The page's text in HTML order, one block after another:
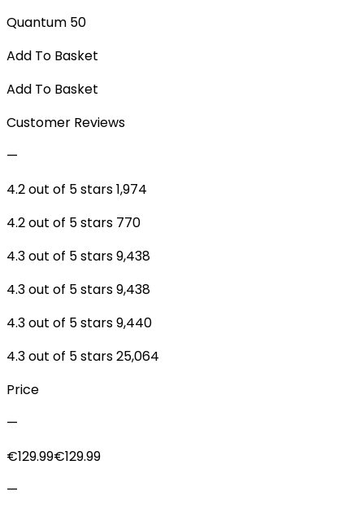
Quantum 50
Add To Basket
Add To Basket
Customer Reviews
—
4.2 out of 5 stars 1,974
4.2 out of 5 stars 770
4.3 out of 5 stars 9,438
4.3 out of 5 stars 9,438
4.3 out of 5 stars 9,440
4.3 out of 5 stars 25,064
Price
—
€129.99€129.99
—